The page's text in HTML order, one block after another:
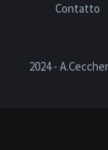
Contatto
2024 -